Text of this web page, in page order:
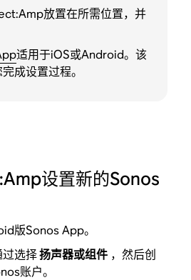
放置在所需位置，并
适用于iOS或Android。该
成设置过程。
设置新的Sonos
版Sonos App。
过选择扬声器或组件 ，然后创
账户。